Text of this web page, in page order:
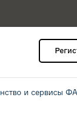
и сервисы